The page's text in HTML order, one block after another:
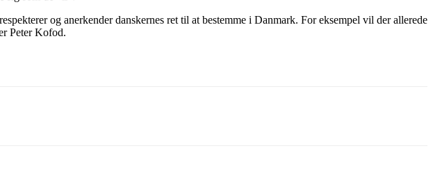
og anerkender danskernes ret til at bestemme i Danmark. For eksempel vil der allerede
Peter Kofod.